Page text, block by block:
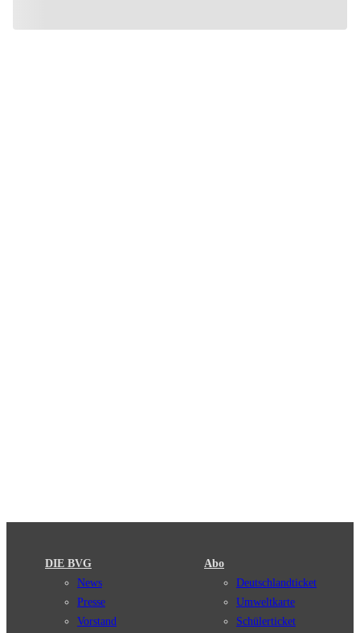
DIE BVG
News
Presse
Vorstand
Abo
Deutschlandticket
Umweltkarte
Schülerticket